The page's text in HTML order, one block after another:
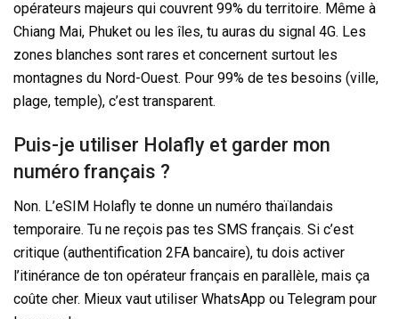
opérateurs majeurs qui couvrent 99% du territoire. Même à
Chiang Mai, Phuket ou les îles, tu auras du signal 4G. Les
zones blanches sont rares et concernent surtout les
montagnes du Nord-Ouest. Pour 99% de tes besoins (ville,
plage, temple), c’est transparent.
Puis-je utiliser Holafly et garder mon
numéro français ?
Non. L’eSIM Holafly te donne un numéro thaïlandais
temporaire. Tu ne reçois pas tes SMS français. Si c’est
critique (authentification 2FA bancaire), tu dois activer
l’itinérance de ton opérateur français en parallèle, mais ça
coûte cher. Mieux vaut utiliser WhatsApp ou Telegram pour